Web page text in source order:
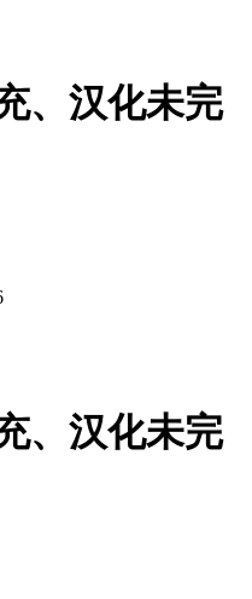
、汉化未完
、汉化未完